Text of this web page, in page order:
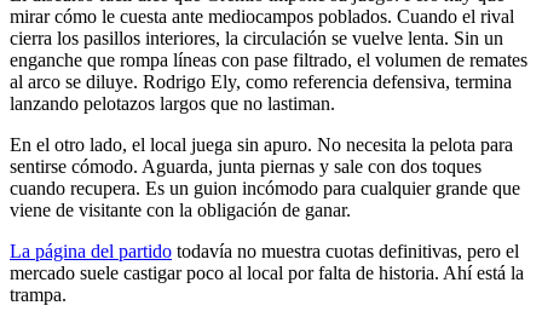
mirar cómo le cuesta ante mediocampos poblados. Cuando el rival
cierra los pasillos interiores, la circulación se vuelve lenta. Sin un
enganche que rompa líneas con pase filtrado, el volumen de remates
al arco se diluye. Rodrigo Ely, como referencia defensiva, termina
lanzando pelotazos largos que no lastiman.
En el otro lado, el local juega sin apuro. No necesita la pelota para
sentirse cómodo. Aguarda, junta piernas y sale con dos toques
cuando recupera. Es un guion incómodo para cualquier grande que
viene de visitante con la obligación de ganar.
La página del partido todavía no muestra cuotas definitivas, pero el
mercado suele castigar poco al local por falta de historia. Ahí está la
trampa.